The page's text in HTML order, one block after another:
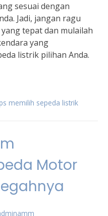
sesuai dengan
Jadi, jangan ragu
tepat dan mulailah
yang
listrik pilihan Anda.
memilih sepeda listrik
Motor